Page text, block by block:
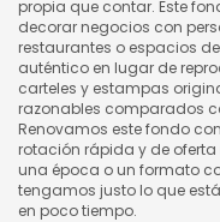
propia que contar. Este
decorar negocios con
restaurantes o espacios
auténtico en lugar de
carteles y estampas
razonables comparados
Renovamos este fondo
rotación rápida y de
una época o un formato
tengamos justo lo que
en poco tiempo.